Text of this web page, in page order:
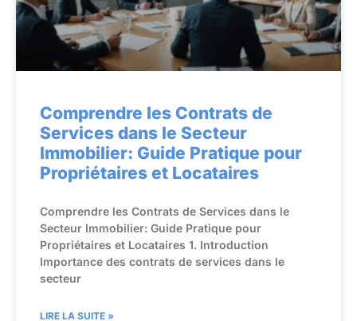
Comprendre les Contrats de
Services dans le Secteur
Immobilier: Guide Pratique pour
Propriétaires et Locataires
Comprendre les Contrats de Services dans le
Secteur Immobilier: Guide Pratique pour
Propriétaires et Locataires 1. Introduction
Importance des contrats de services dans le
secteur
LIRE LA SUITE »